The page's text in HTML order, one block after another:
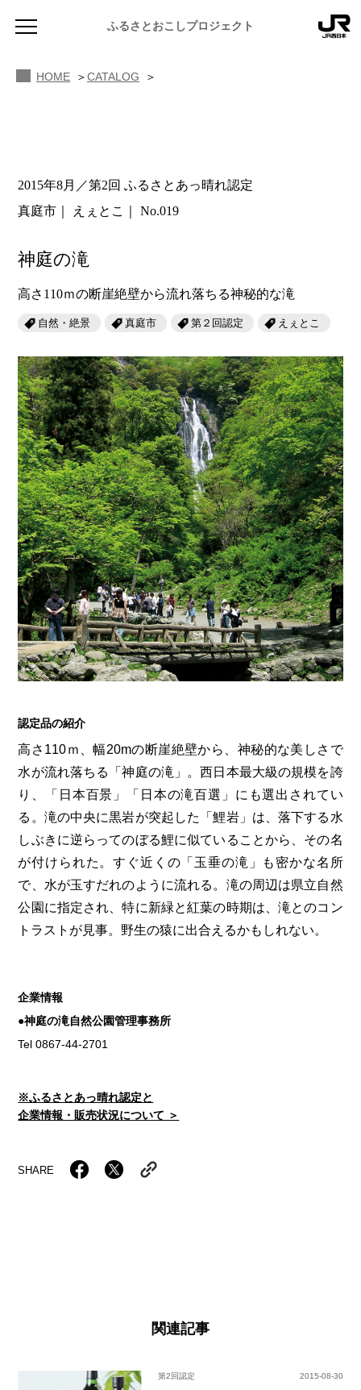
ふるさとおこしプロジェクト
お知らせ
ふるさと散歩
人・もの・こと
あの駅この駅
おのえきTIMES
JR PREMIUM SELECT SETOUCHI
岡山海苔シリーズ
みんなのドーナツ
岡山育ちのアイスバー
せとうちの果実 清涼飲料水
雑貨シリーズ
恋するジャージー 瀬戸田レモン
蒜山ショコラ
蒜山ショコラクッキーズ
せとうちのおいしいシリーズ
CATALOG
ふるさとあっ晴れ認定
ふるさとあっ晴れ認定
マップ・一覧から探す
カテゴリー・タグ・キーワードから探す
第16回 Re： 第15回 未来へつなぐ人
第14回 持続と進化 第13回 せとうちの海を育む山々
第12回 挑戦 第11回 せとうち
第10回 岡山・備後の果物 第9回 岡山・備後のうめぇもん
第6回 瀬戸内市/備前市/和気町/赤磐市
第4回 倉敷市/玉野市/浅口市/里庄町 第3回 尾道市/福山市/笠岡市/府中市
第2回 真庭市/新庄村 第1回 新見市/高梁市/総社市/井原市/矢掛町
ふるさとあっ晴れ認定とは デジタルカタログ
TRAIN
観光列車
Urara
SAKU美SAKU楽
SETOUCHI TRAIN
La Malle de Bois
地酒列車
スローライフ列車
ABOUT
JR岡山の地域共生
ふるさとおこしプロジェクトとは
活動内容
HOME CATALOG
2015年8月／第2回 ふるさとあっ晴れ認定
真庭市
えぇとこ No.019
神庭の滝
高さ110ｍの断崖絶壁から流れ落ちる神秘的な滝
自然・絶景 真庭市 第２回認定 えぇとこ
認定品の紹介
高さ110ｍ、幅20mの断崖絶壁から、神秘的な美しさで
水が流れ落ちる「神庭の滝」。西日本最大級の規模を誇
り、「日本百景」「日本の滝百選」にも選出されてい
る。滝の中央に黒岩が突起した「鯉岩」は、落下する水
しぶきに逆らってのぼる鯉に似ていることから、その名
が付けられた。すぐ近くの「玉垂の滝」も密かな名所
で、水が玉すだれのように流れる。滝の周辺は県立自然
公園に指定され、特に新緑と紅葉の時期は、滝とのコン
トラストが見事。野生の猿に出合えるかもしれない。
企業情報
●神庭の滝自然公園管理事務所
Tel 0867-44-2701
※ふるさとあっ晴れ認定と
企業情報・販売状況について ＞
SHARE
関連記事
第2回認定 2015-08-30